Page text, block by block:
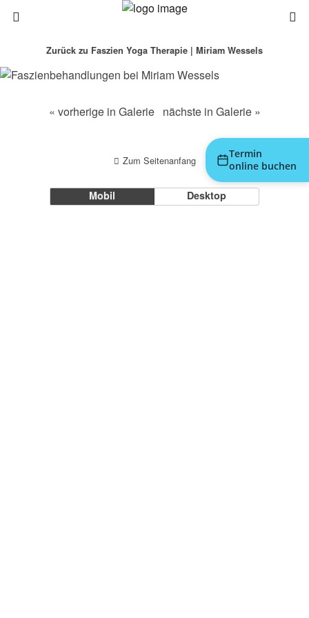
Termin
online buchen
Zurück zu Faszien Yoga Therapie | Miriam Wessels
« vorherige in Galerie nächste in Galerie »
Zum Seitenanfang
Mobil Desktop